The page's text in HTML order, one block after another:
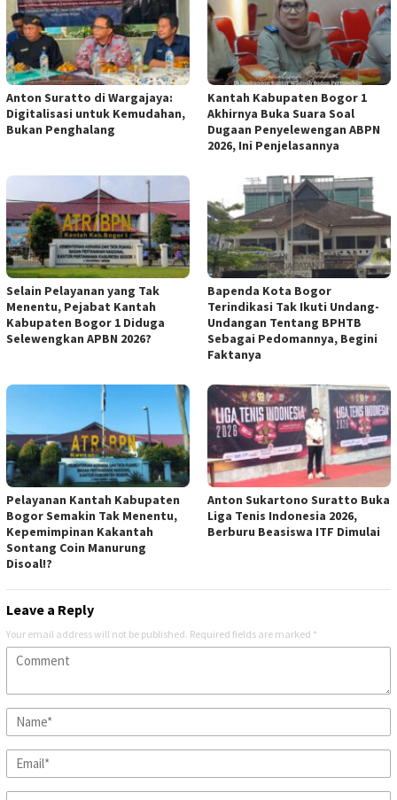
Anton Suratto di Wargajaya:
Digitalisasi untuk Kemudahan,
Bukan Penghalang
Kantah Kabupaten Bogor 1
Akhirnya Buka Suara Soal
Dugaan Penyelewengan ABPN
2026, Ini Penjelasannya
Selain Pelayanan yang Tak
Menentu, Pejabat Kantah
Kabupaten Bogor 1 Diduga
Selewengkan APBN 2026?
Bapenda Kota Bogor
Terindikasi Tak Ikuti Undang-
Undangan Tentang BPHTB
Sebagai Pedomannya, Begini
Faktanya
Pelayanan Kantah Kabupaten
Bogor Semakin Tak Menentu,
Kepemimpinan Kakantah
Sontang Coin Manurung
Disoal!?
Anton Sukartono Suratto Buka
Liga Tenis Indonesia 2026,
Berburu Beasiswa ITF Dimulai
Leave a Reply
Your email address will not be published. Required fields are marked *